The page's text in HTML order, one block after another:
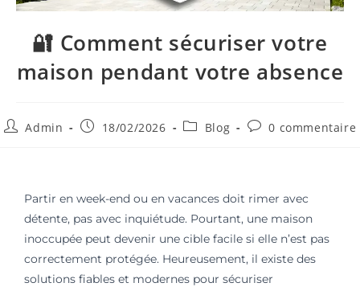
🔐 Comment sécuriser votre
maison pendant votre absence
Admin 18/02/2026 Blog 0 commentaire
Partir en week-end ou en vacances doit rimer avec
détente, pas avec inquiétude. Pourtant, une maison
inoccupée peut devenir une cible facile si elle n’est pas
correctement protégée. Heureusement, il existe des
solutions fiables et modernes pour sécuriser